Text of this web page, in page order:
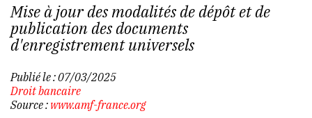
Mise à jour des modalités de dépôt et de
publication des documents
d'enregistrement universels
Publié le :07/03/2025
Droit bancaire
Source : www.amf-france.org